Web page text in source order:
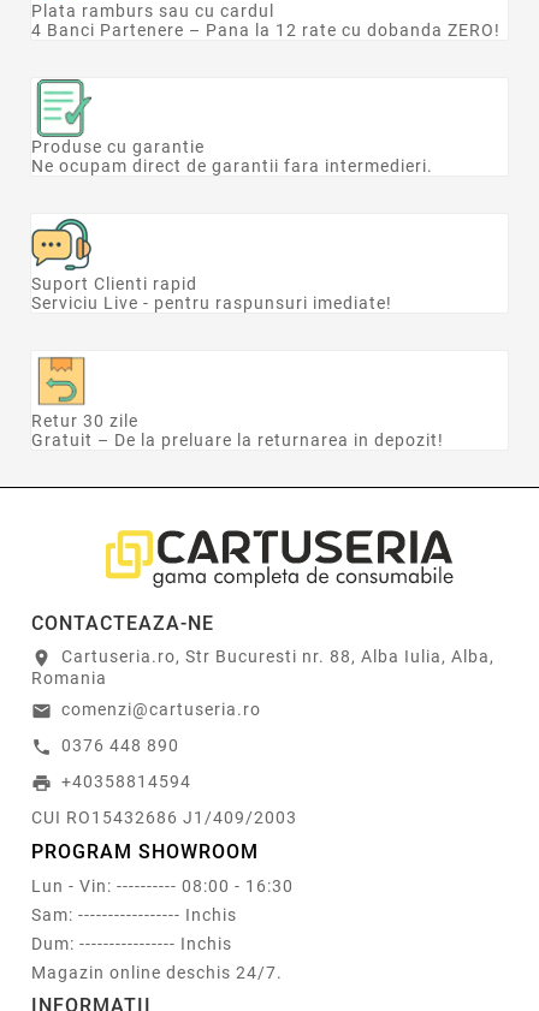
Plata ramburs sau cu cardul
4 Banci Partenere – Pana la 12 rate cu dobanda ZERO!
Produse cu garantie
Ne ocupam direct de garantii fara intermedieri.
Suport Clienti rapid
Serviciu Live - pentru raspunsuri imediate!
Retur 30 zile
Gratuit – De la preluare la returnarea in depozit!
CONTACTEAZA-NE
location_on
Cartuseria.ro, Str Bucuresti nr. 88, Alba Iulia, Alba,
Romania
email comenzi@cartuseria.ro
call 0376 448 890
print +40358814594
CUI RO15432686 J1/409/2003
PROGRAM SHOWROOM
Lun - Vin: ---------- 08:00 - 16:30
Sam: ----------------- Inchis
Dum: ---------------- Inchis
Magazin online deschis 24/7.
INFORMATII